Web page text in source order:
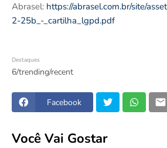
Abrasel: https://abrasel.com.br/site/
2-25b_-_cartilha_lgpd.pdf
Destaques
6/trending/recent
Facebook
Você Vai Gostar